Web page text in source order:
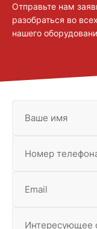
с проверенной
опережать самые
требования
Отправьте нам
разобраться во
нашего
Ваше имя
Номер
Email
Интересующее